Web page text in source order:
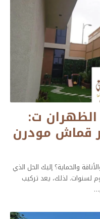
ت:
– سواتر قماش مودرن
والحماية؟ إليك الحل الذي
لسنوات. لذلك، يعد تركيب
…